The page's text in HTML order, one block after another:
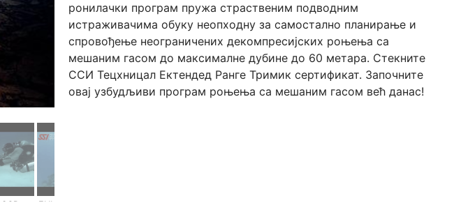
ронилачки програм пружа страственим подводним
истраживачима обуку неопходну за самостално планирање и
спровођење неограничених декомпресијских роњења са
мешаним гасом до максималне дубине до 60 метара. Стекните
ССИ Тецхницал Ектендед Ранге Тримик сертификат. Започните
овај узбудљиви програм роњења са мешаним гасом већ данас!